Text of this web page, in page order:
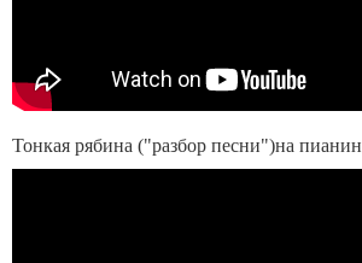
Тонкая рябина ("разбор песни")на